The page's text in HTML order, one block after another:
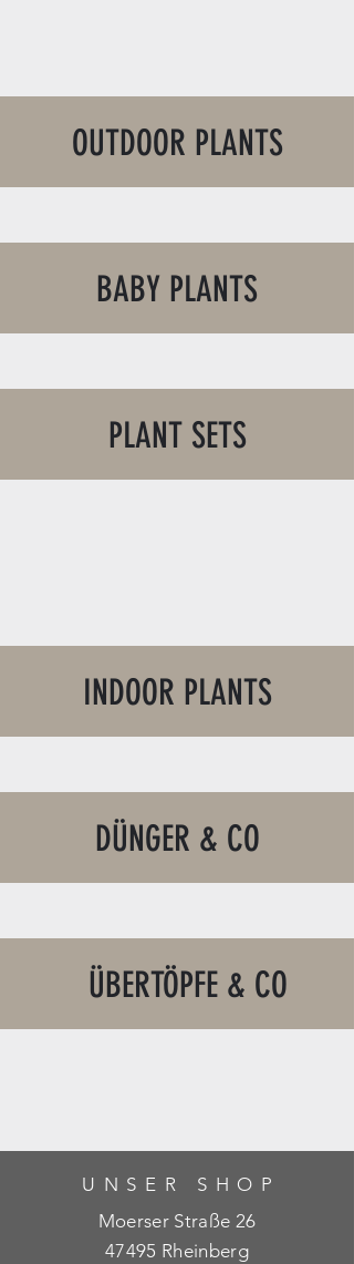
OUTDOOR PLANTS
BABY PLANTS
PLANT SETS
INDOOR PLANTS
DÜNGER & CO
ÜBERTÖPFE & CO
UNSER SHO P
Moerser Straße 26
47495 Rheinberg